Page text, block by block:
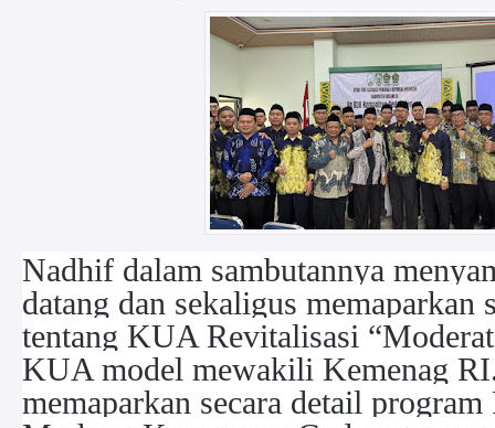
Nadhif dalam sambutannya
datang dan sekaligus memaparkan
tentang KUA Revitalisasi
KUA model mewakili Kemenag
memaparkan secara detail